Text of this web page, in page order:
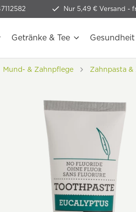
Nur 5,49 € Versand -
Getränke & Tee Gesundheit
Mund- & Zahnpflege Zahnpasta